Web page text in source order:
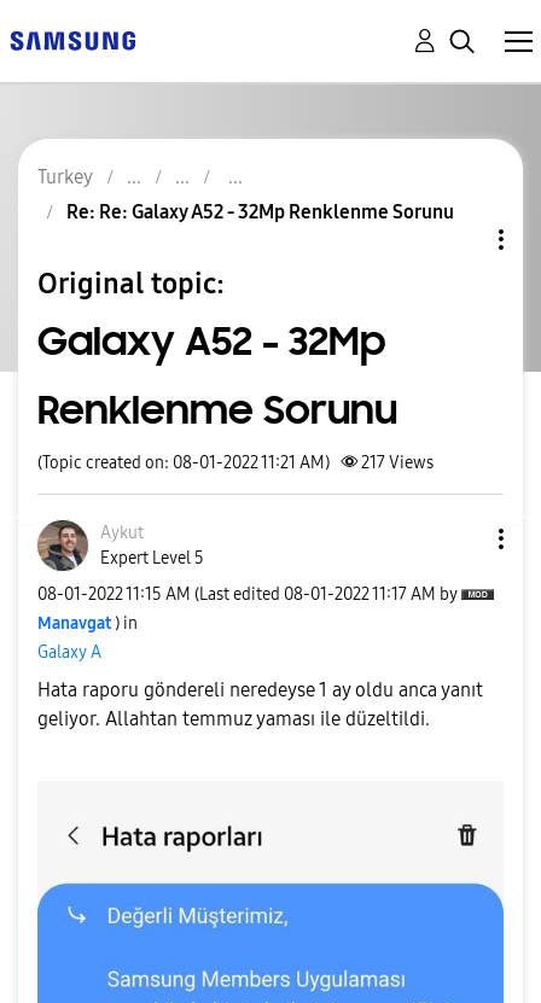
Turkey
Re: Re: Galaxy A52 - 32Mp Renklenme Sorunu
Original topic:
Galaxy A52 - 32Mp
Renklenme Sorunu
(Topic created on: 08-01-2022 11:21 AM) 217Views
Aykut
Expert Level 5
‎08-01-202211:15 AM (Last edited ‎08-01-202211:17 AM by
Manavgat ) in
Galaxy A
Hata raporu göndereli neredeyse 1 ay oldu anca yanıt
geliyor. Allahtan temmuz yaması ile düzeltildi.